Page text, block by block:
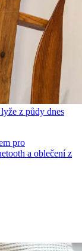
z půdy dnes
pro
a oblečení z